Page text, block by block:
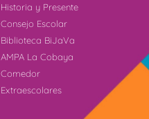
Historia y Presente
Consejo Escolar
Biblioteca BiJaVa
AMPA La Cobaya
Comedor
Extraescolares